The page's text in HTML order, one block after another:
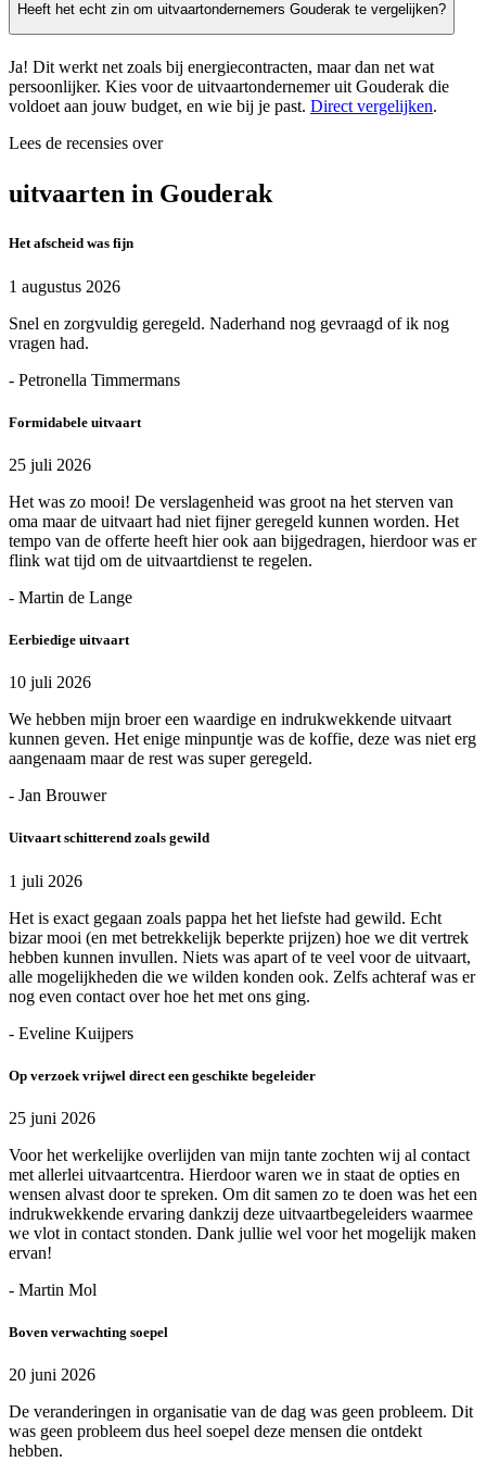
Heeft het echt zin om uitvaartondernemers Gouderak te vergelijken?
Ja! Dit werkt net zoals bij energiecontracten, maar dan net wat
persoonlijker. Kies voor de uitvaartondernemer uit Gouderak die
voldoet aan jouw budget, en wie bij je past. Direct vergelijken.
Lees de recensies over
uitvaarten in Gouderak
Het afscheid was fijn
1 augustus 2026
Snel en zorgvuldig geregeld. Naderhand nog gevraagd of ik nog
vragen had.
- Petronella Timmermans
Formidabele uitvaart
25 juli 2026
Het was zo mooi! De verslagenheid was groot na het sterven van
oma maar de uitvaart had niet fijner geregeld kunnen worden. Het
tempo van de offerte heeft hier ook aan bijgedragen, hierdoor was er
flink wat tijd om de uitvaartdienst te regelen.
- Martin de Lange
Eerbiedige uitvaart
10 juli 2026
We hebben mijn broer een waardige en indrukwekkende uitvaart
kunnen geven. Het enige minpuntje was de koffie, deze was niet erg
aangenaam maar de rest was super geregeld.
- Jan Brouwer
Uitvaart schitterend zoals gewild
1 juli 2026
Het is exact gegaan zoals pappa het het liefste had gewild. Echt
bizar mooi (en met betrekkelijk beperkte prijzen) hoe we dit vertrek
hebben kunnen invullen. Niets was apart of te veel voor de uitvaart,
alle mogelijkheden die we wilden konden ook. Zelfs achteraf was er
nog even contact over hoe het met ons ging.
- Eveline Kuijpers
Op verzoek vrijwel direct een geschikte begeleider
25 juni 2026
Voor het werkelijke overlijden van mijn tante zochten wij al contact
met allerlei uitvaartcentra. Hierdoor waren we in staat de opties en
wensen alvast door te spreken. Om dit samen zo te doen was het een
indrukwekkende ervaring dankzij deze uitvaartbegeleiders waarmee
we vlot in contact stonden. Dank jullie wel voor het mogelijk maken
ervan!
- Martin Mol
Boven verwachting soepel
20 juni 2026
De veranderingen in organisatie van de dag was geen probleem. Dit
was geen probleem dus heel soepel deze mensen die ontdekt
hebben.